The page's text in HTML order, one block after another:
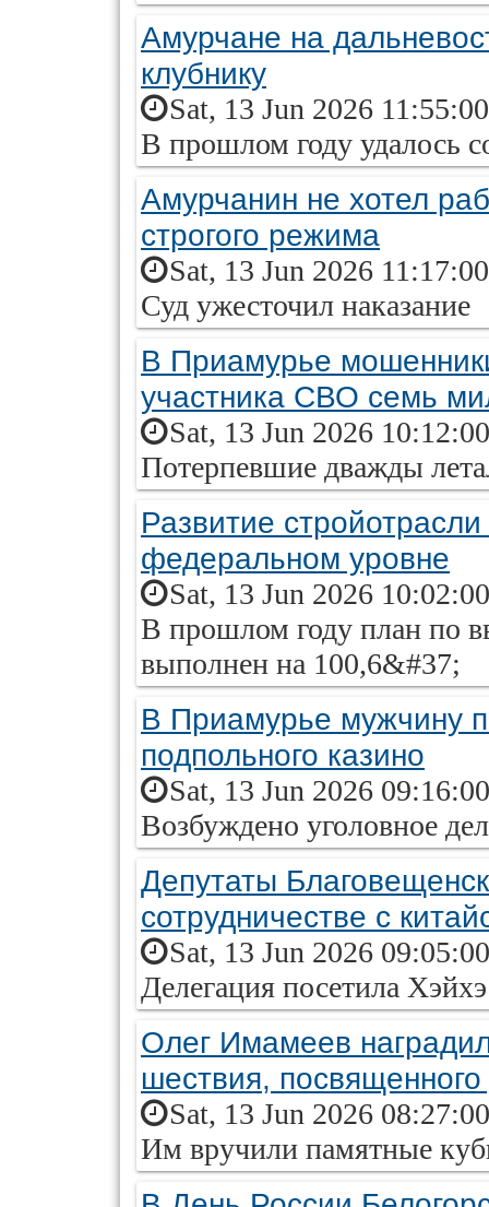
Амурчане на
клубнику
Sat, 13 Jun 2026
В прошлом году удалось
Амурчанин не хотел
строгого режима
Sat, 13 Jun 2026
Суд ужесточил наказание
В Приамурье
участника СВО семь
Sat, 13 Jun 2026
Потерпевшие дважды
Развитие
федеральном уровне
Sat, 13 Jun 2026
В прошлом году план по
выполнен на 100,6&#37;
В Приамурье мужчину
подпольного казино
Sat, 13 Jun 2026
Возбуждено уголовное
Депутаты
сотрудничестве с
Sat, 13 Jun 2026
Делегация посетила Хэйхэ
Олег Имамеев
шествия,
Sat, 13 Jun 2026
Им вручили памятные